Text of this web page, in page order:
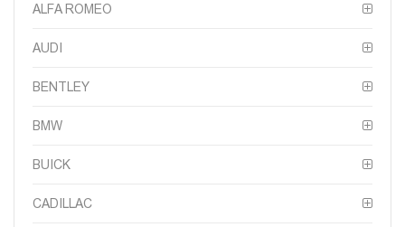
ALFA ROMEO
AUDI
BENTLEY
BMW
BUICK
CADILLAC